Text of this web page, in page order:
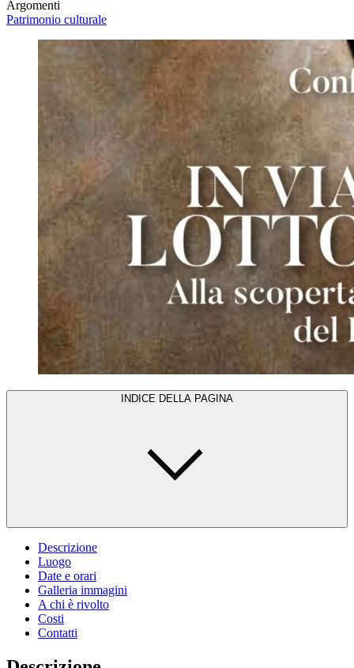
Argomenti
Patrimonio culturale
INDICE DELLA PAGINA
Descrizione
Luogo
Date e orari
Galleria immagini
A chi è rivolto
Costi
Contatti